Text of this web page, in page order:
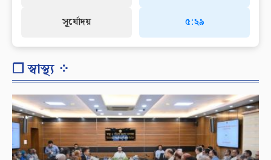
সূর্যোদয়
৫:২৯
❐ স্বাস্থ্য ⁘